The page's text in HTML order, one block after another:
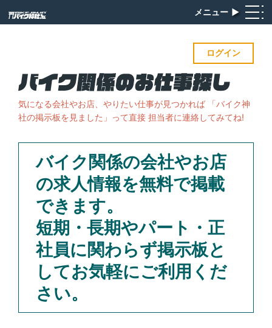
メニュー ▶︎
ログイン
気になる会社やお店、やりたい仕事が見つかれば 「バイク神
社の掲示板を見ました」って直接 担当者に連絡してみてね!
バイク関係の会社やお店
の求人情報を無料で掲載
できます。
短期・長期やパート・正
社員に関わらず掲示板と
してお気軽にご利用くだ
さい。